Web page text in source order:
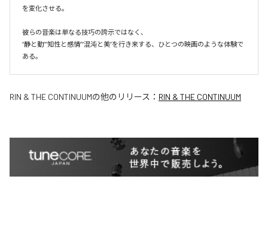
を変化させる。
彼らの音楽は単なる技巧の誇示ではなく、
“静と動”“知性と感情”“混沌と美”を行き来する、ひとつの映画のような体験で
ある。
RIN & THE CONTINUUMの他のリリース： RIN & THE CONTINUUM